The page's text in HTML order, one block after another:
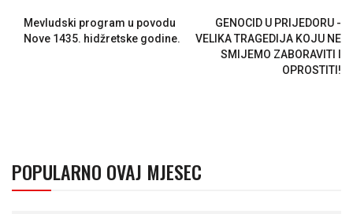
Mevludski program u povodu
Nove 1435. hidžretske godine.
GENOCID U PRIJEDORU -
VELIKA TRAGEDIJA KOJU NE
SMIJEMO ZABORAVITI I
OPROSTITI!
POPULARNO OVAJ MJESEC